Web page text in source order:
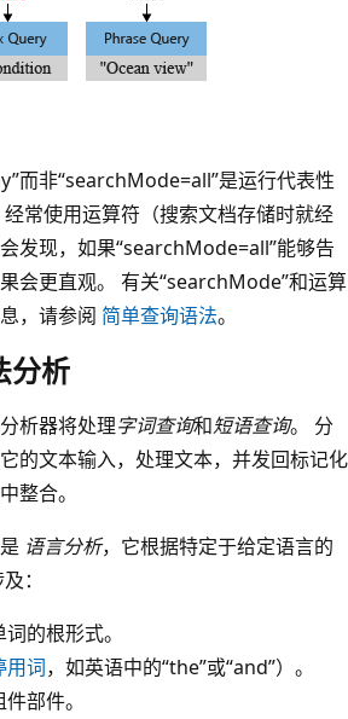
而非“searchMode=all”是运行代表性
常使用运算符（搜索文档存储时就经
发现，如果“searchMode=all”能够告
会更直观。 有关“searchMode”和运算
，请参阅 简单查询语法。
分析
析器将处理字词查询和短语查询。 分
的文本输入，处理文本，并发回标记化
整合。
语言分析，它根据特定于给定语言的
：
的根形式。
用词，如英语中的“the”或“and”）。
部件。